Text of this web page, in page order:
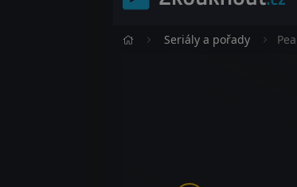
Seriály a pořady